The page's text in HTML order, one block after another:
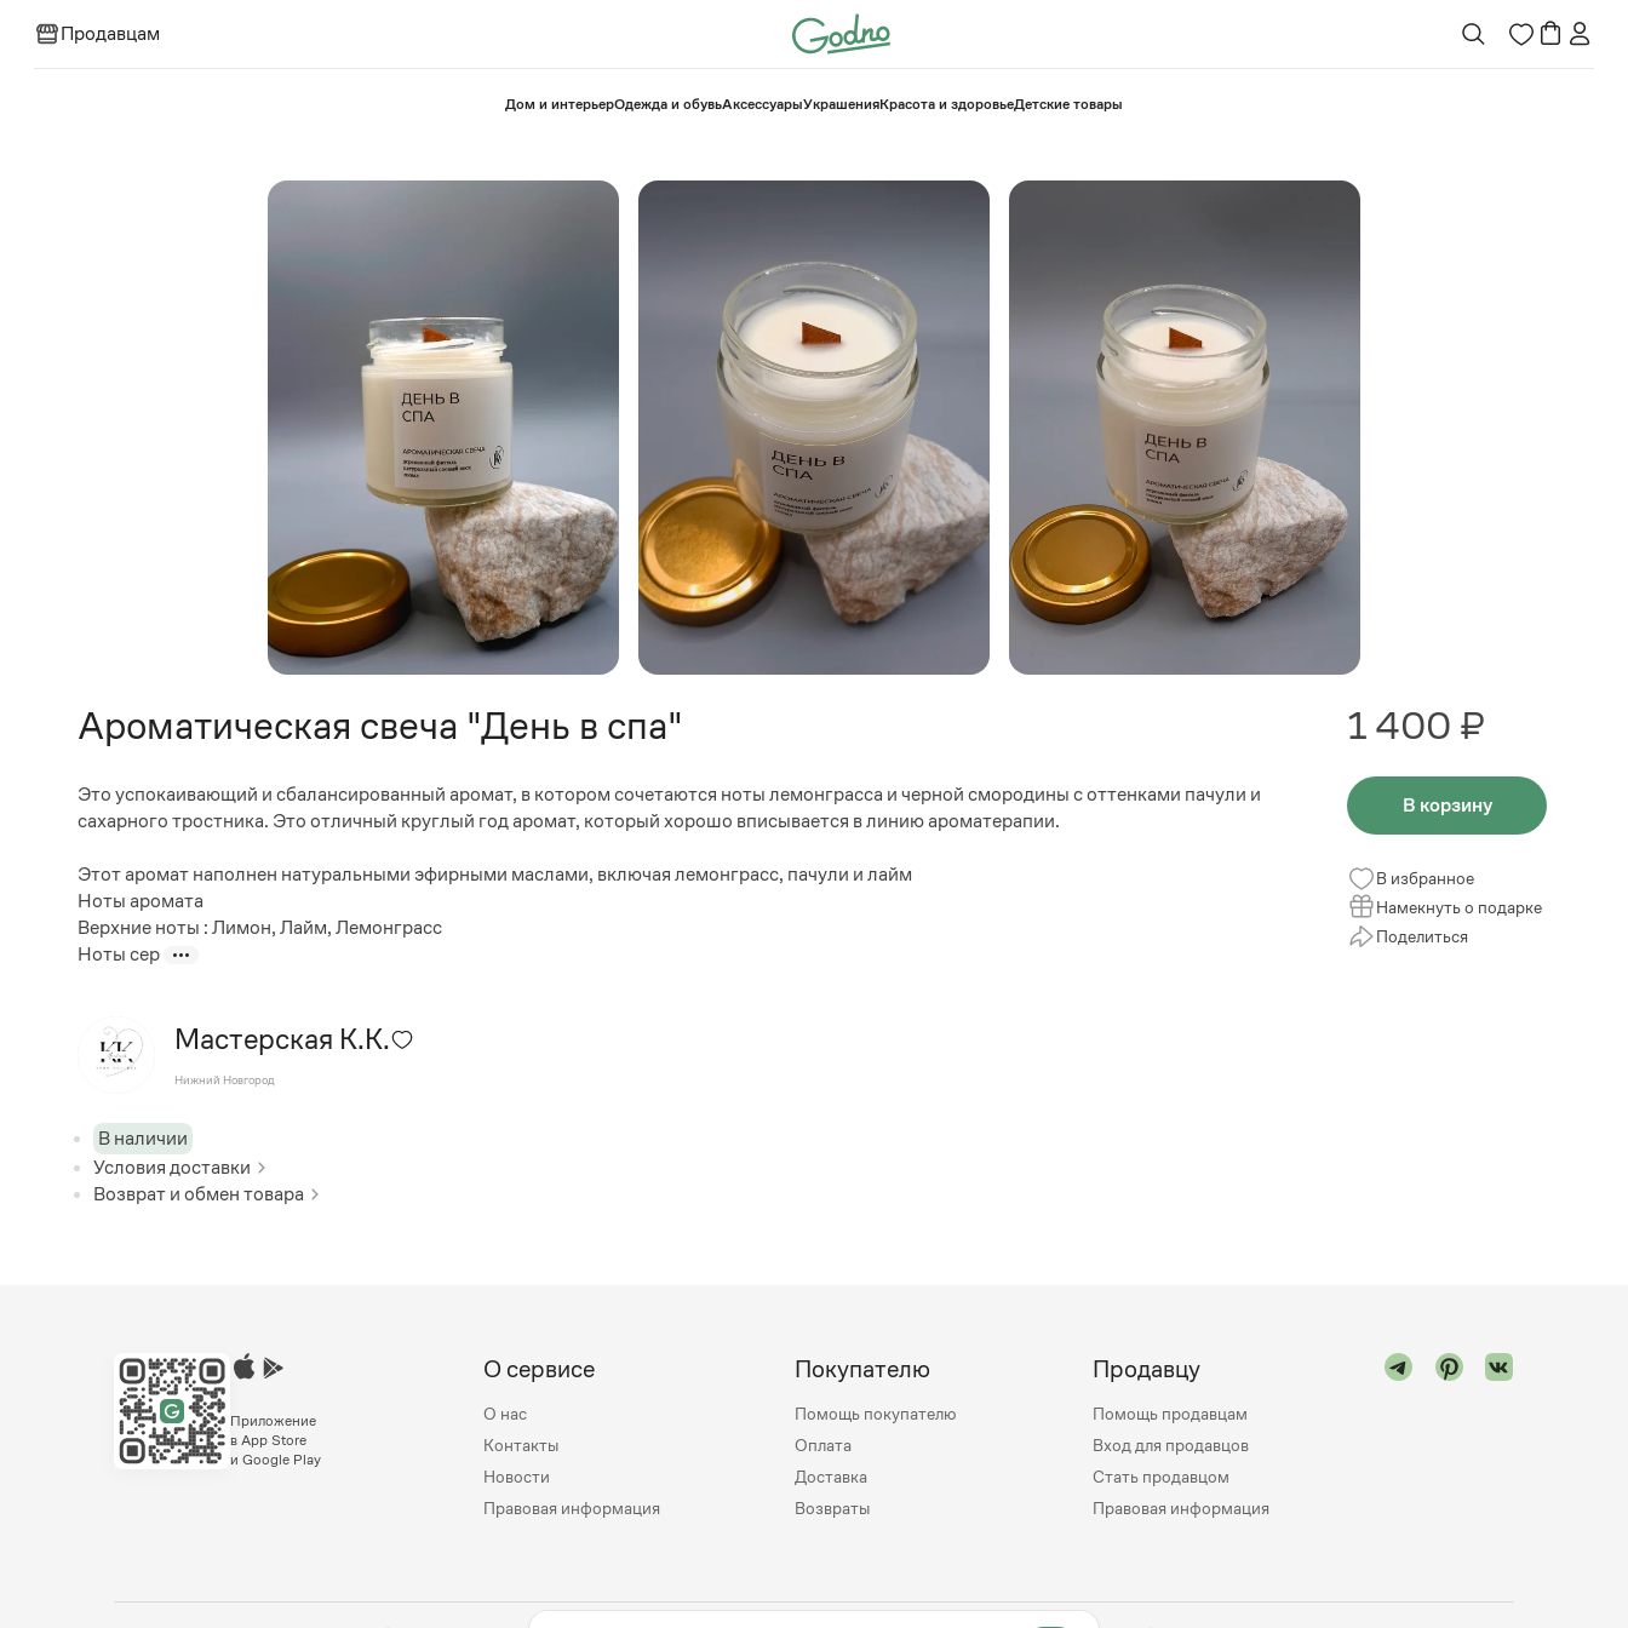
Продавцам
⁠Дом и интерьерОдежда и обувьАксессуарыУкрашенияКрасота и здоровье⁠Детские товары
Ароматическая свеча "День в спа"
Это успокаивающий и сбалансированный аромат, в котором сочетаются ноты лемонграсса и черной смородины с оттенками пачули и
сахарного тростника. Это отличный круглый год аромат, который хорошо вписывается в линию ароматерапии.
Этот аромат наполнен натуральными эфирными маслами, включая лемонграсс, пачули и лайм
Ноты аромата
Верхние ноты : Лимон, Лайм, Лемонграсс
Ноты сер
Мастерская К.К.
Нижний Новгород
В наличии
Условия доставки
Возврат и обмен товара
1 400 ₽
В корзину
В избранное
Намекнуть о подарке
Поделиться
Приложение
в App Store
и Google Play
О сервисе
О нас
Контакты
Новости
Правовая информация
Покупателю
Помощь покупателю
Оплата
Доставка
Возвраты
Продавцу
Помощь продавцам
Вход для продавцов
Стать продавцом
Правовая информация